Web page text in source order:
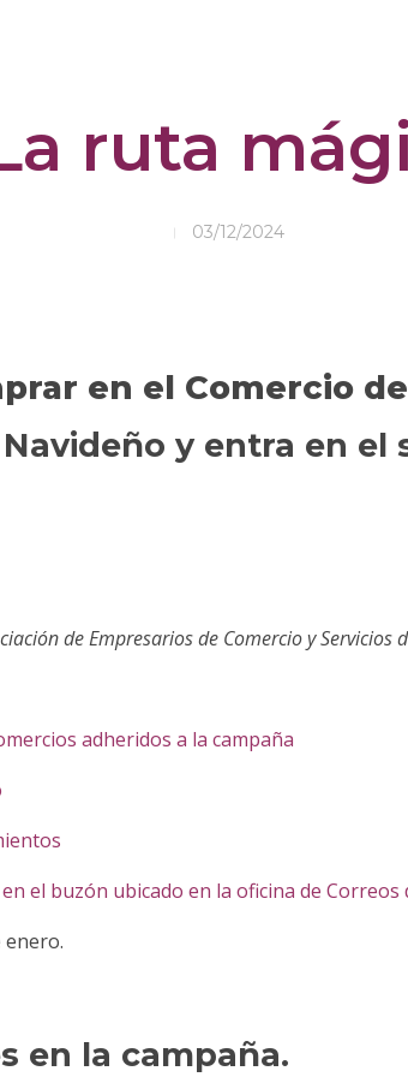
ruta
03/12/2024
en el Comercio
y entra en el
de Empresarios de Comercio y Servicios
adheridos a la campaña
el buzón ubicado en la oficina de Correos
enero.
en la campaña.